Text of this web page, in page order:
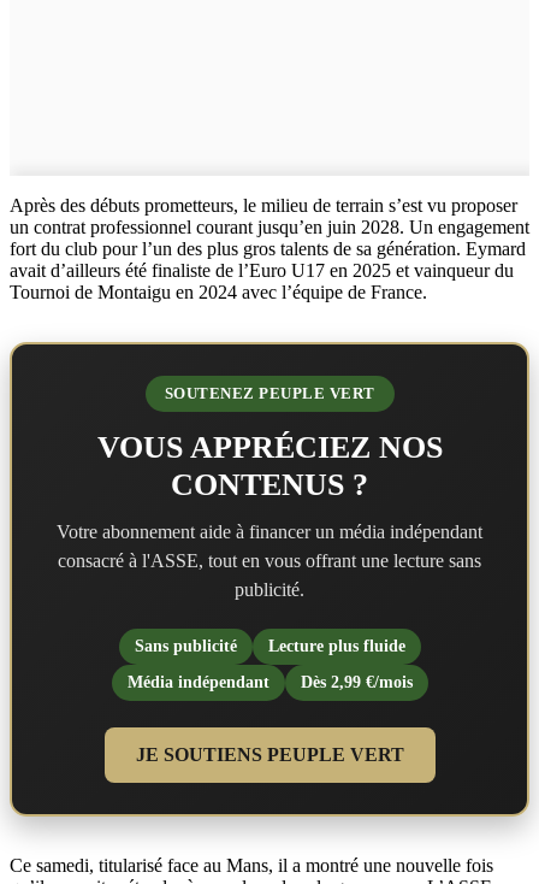
Après des débuts prometteurs, le milieu de terrain s’est vu proposer
un contrat professionnel courant jusqu’en juin 2028. Un engagement
fort du club pour l’un des plus gros talents de sa génération. Eymard
avait d’ailleurs été finaliste de l’Euro U17 en 2025 et vainqueur du
Tournoi de Montaigu en 2024 avec l’équipe de France.
SOUTENEZ PEUPLE VERT
VOUS APPRÉCIEZ NOS
CONTENUS ?
Votre abonnement aide à financer un média indépendant
consacré à l'ASSE, tout en vous offrant une lecture sans
publicité.
Sans publicité
Lecture plus fluide
Média indépendant
Dès 2,99 €/mois
JE SOUTIENS PEUPLE VERT
Ce samedi, titularisé face au Mans, il a montré une nouvelle fois